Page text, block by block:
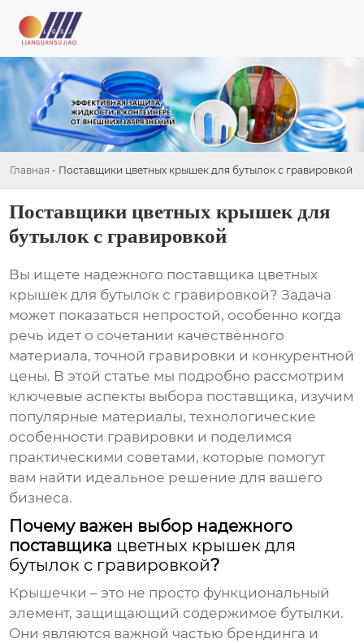
Главная - Поставщики цветных крышек для бутылок с гравировкой
Поставщики цветных крышек для
бутылок с гравировкой
Вы ищете надежного поставщика цветных
крышек для бутылок с гравировкой? Задача
может показаться непростой, особенно когда
речь идет о сочетании качественного
материала, точной гравировки и конкурентной
цены. В этой статье мы подробно рассмотрим
ключевые аспекты выбора поставщика, изучим
популярные материалы, технологические
особенности гравировки и поделимся
практическими советами, которые помогут
вам найти идеальное решение для вашего
бизнеса.
Почему важен выбор надежного
поставщика цветных крышек для
бутылок с гравировкой?
Крышечки – это не просто функциональный
элемент, защищающий содержимое бутылки.
Они являются важной частью брендинга и